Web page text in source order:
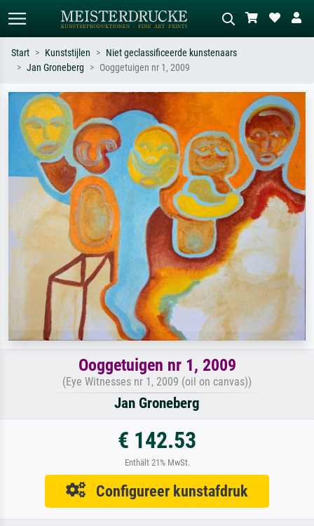
Zoek op kunstenaar, titel of stijl – bijv.
Monet, Sterrennacht, impressionisme,
Hokusai-golf, naakt.
Beschrijf de scène – bijv. groene
weide, abstract met veel rood, donker
olieverfschilderij, staand naakt naast
een boom.
Start Kunststijlen
Niet geclassificeerde kunstenaars
Jan Groneberg
Ooggetuigen nr 1, 2009
Ooggetuigen nr 1, 2009
(Eye Witnesses nr 1, 2009 (oil on canvas))
Jan Groneberg
€ 142.53
Enthält 21% MwSt.
Configureer kunstafdruk